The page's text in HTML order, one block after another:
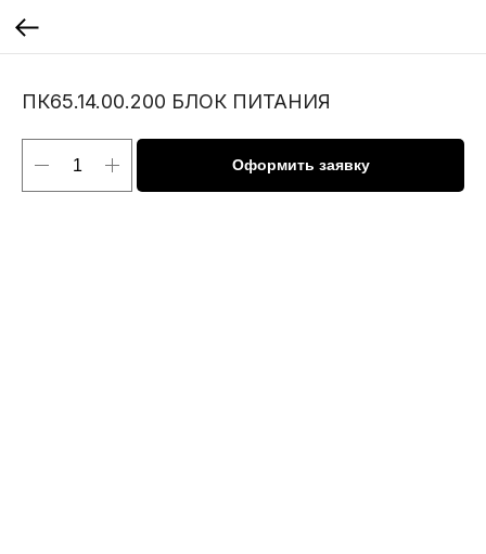
ПК65.14.00.200 БЛОК ПИТАНИЯ
Оформить заявку